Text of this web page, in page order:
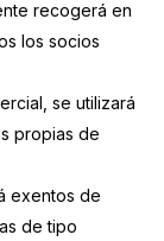
recogerá en
los socios
se utilizará
propias de
exentos de
de tipo